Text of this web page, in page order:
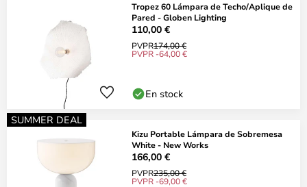
Tropez 60 Lámpara de Techo/Aplique de
Pared - Globen Lighting
110,00 €
PVPR174,00 €
PVPR -64,00 €
En stock
SUMMER DEAL
Kizu Portable Lámpara de Sobremesa
White - New Works
166,00 €
PVPR235,00 €
PVPR -69,00 €